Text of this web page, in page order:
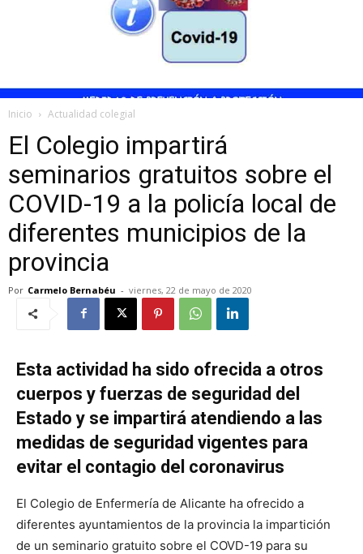
Inicio Actualidad colegial
El Colegio impartirá
seminarios gratuitos sobre el
COVID-19 a la policía local de
diferentes municipios de la
provincia
Por Carmelo Bernabéu - viernes, 22 de mayo de 2020
Esta actividad ha sido ofrecida a otros
cuerpos y fuerzas de seguridad del
Estado y se impartirá atendiendo a las
medidas de seguridad vigentes para
evitar el contagio del coronavirus
El Colegio de Enfermería de Alicante ha ofrecido a
diferentes ayuntamientos de la provincia la impartición
de un seminario gratuito sobre el COVD-19 para su